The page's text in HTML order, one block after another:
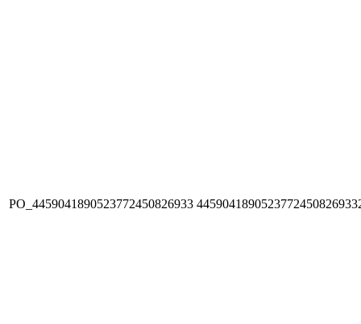
PO_4459041890523772450826933